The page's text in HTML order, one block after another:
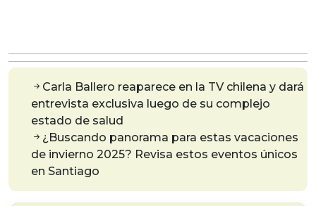
Carla Ballero reaparece en la TV chilena y dará
entrevista exclusiva luego de su complejo
estado de salud
¿Buscando panorama para estas vacaciones
de invierno 2025? Revisa estos eventos únicos
en Santiago